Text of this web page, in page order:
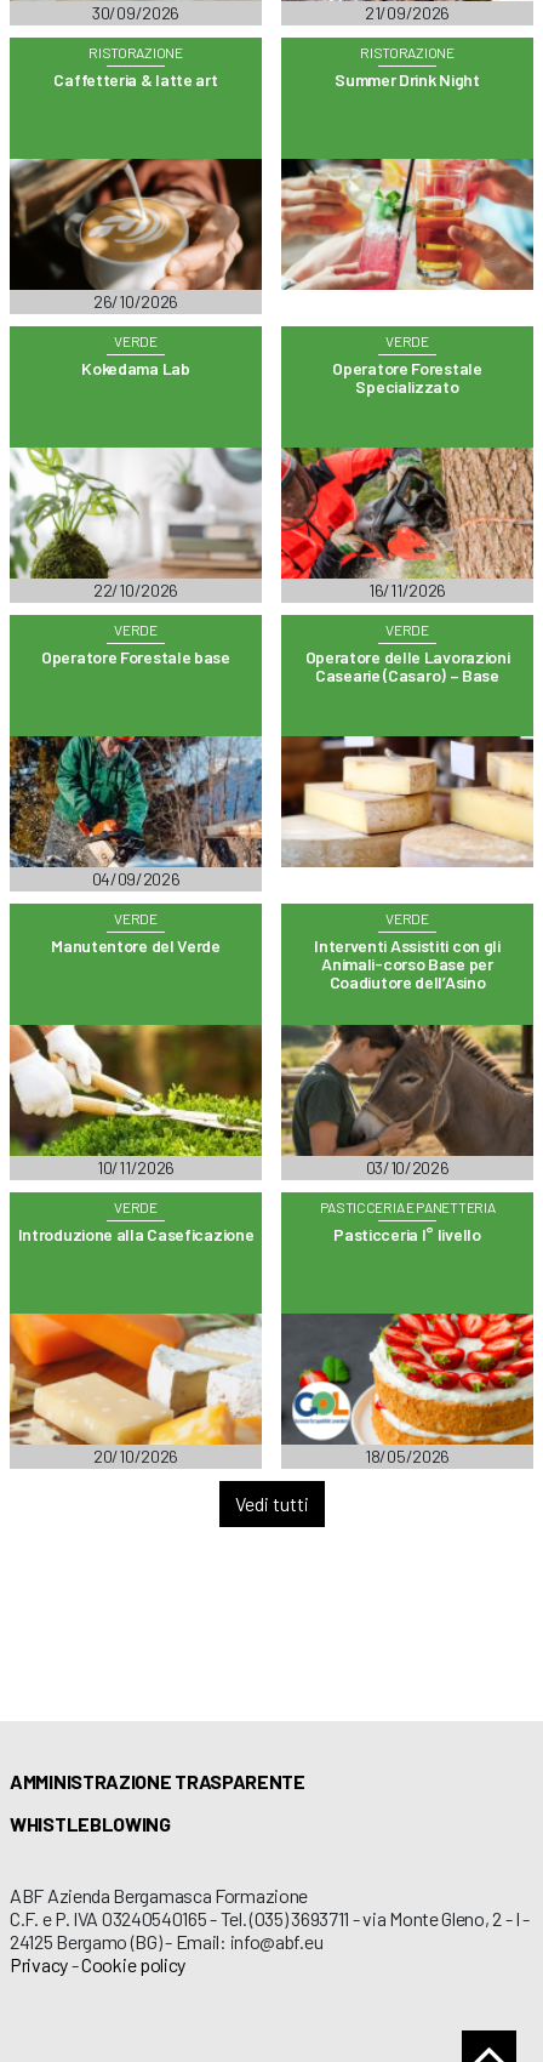
30/09/2026 21/09/2026
RISTORAZIONE
Caffetteria & latte art
26/10/2026
RISTORAZIONE
Summer Drink Night
VERDE
Kokedama Lab
22/10/2026
VERDE
Operatore Forestale
Specializzato
16/11/2026
VERDE
Operatore Forestale base
04/09/2026
VERDE
Operatore delle Lavorazioni
Casearie (Casaro) – Base
VERDE
Manutentore del Verde
10/11/2026
VERDE
Interventi Assistiti con gli
Animali-corso Base per
Coadiutore dell’Asino
03/10/2026
VERDE
Introduzione alla Caseficazione
20/10/2026
PASTICCERIA E PANETTERIA
Pasticceria I° livello
18/05/2026
Vedi tutti
AMMINISTRAZIONE TRASPARENTE
WHISTLEBLOWING
ABF Azienda Bergamasca Formazione
C.F. e P. IVA 03240540165 - Tel. (035) 3693711 - via Monte Gleno, 2 - I -
24125 Bergamo (BG) - Email: info@abf.eu
Privacy-Cookie policy